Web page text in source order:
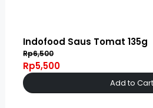
Indofood Saus Tomat 135g
Rp6,500
Rp5,500
Add to Cart